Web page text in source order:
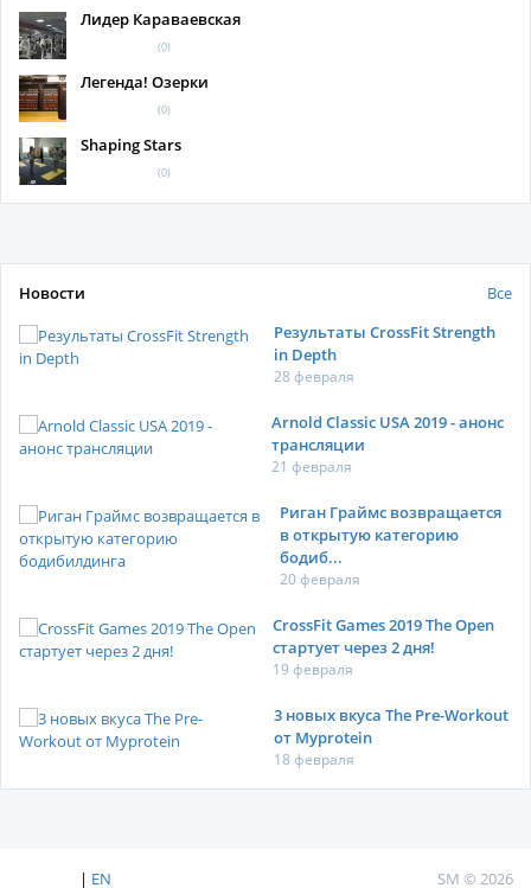
Лидер Караваевская
(0)
Легенда! Озерки
(0)
Shaping Stars
(0)
Новости
Все
Результаты CrossFit Strength
in Depth
28 февраля
Arnold Classic USA 2019 - анонс
трансляции
21 февраля
Риган Граймс возвращается
в открытую категорию
бодиб...
20 февраля
CrossFit Games 2019 The Open
стартует через 2 дня!
19 февраля
3 новых вкуса The Pre-Workout
от Myprotein
18 февраля
| EN SM © 2026